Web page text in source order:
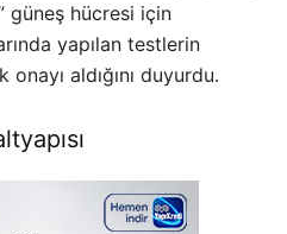
güneş hücresi için
yapılan testlerin
aldığını duyurdu.